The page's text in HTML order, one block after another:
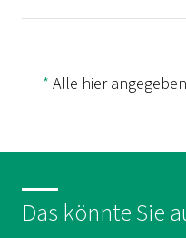
* Alle hier
Das könnte Sie